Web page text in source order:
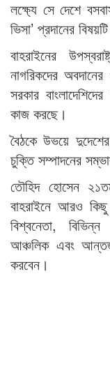
লক্ষ্যে সে দেশে
ভিসা’ প্রদানের
বাহরাইনের
নাগরিকদের
সরকার
কাজ করছে।
বৈঠকে উভয়ে
চুক্তি সম্পাদনের
তৌহিদ হোসেন
বাহরাইনে আরও
বিশ্বনেতা, বিভিন্ন
আঞ্চলিক এবং
করবেন।